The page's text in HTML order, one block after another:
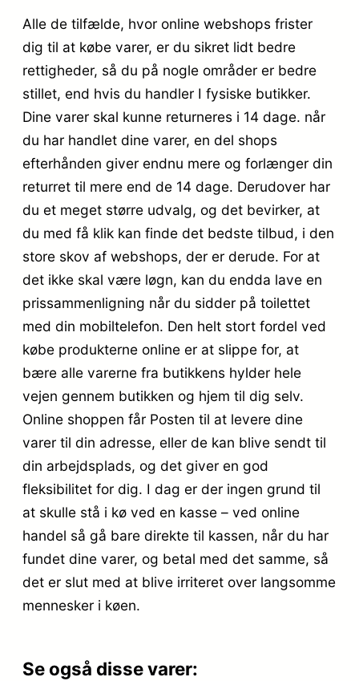
Alle de tilfælde, hvor online webshops frister
dig til at købe varer, er du sikret lidt bedre
rettigheder, så du på nogle områder er bedre
stillet, end hvis du handler I fysiske butikker.
Dine varer skal kunne returneres i 14 dage. når
du har handlet dine varer, en del shops
efterhånden giver endnu mere og forlænger din
returret til mere end de 14 dage. Derudover har
du et meget større udvalg, og det bevirker, at
du med få klik kan finde det bedste tilbud, i den
store skov af webshops, der er derude. For at
det ikke skal være løgn, kan du endda lave en
prissammenligning når du sidder på toilettet
med din mobiltelefon. Den helt stort fordel ved
købe produkterne online er at slippe for, at
bære alle varerne fra butikkens hylder hele
vejen gennem butikken og hjem til dig selv.
Online shoppen får Posten til at levere dine
varer til din adresse, eller de kan blive sendt til
din arbejdsplads, og det giver en god
fleksibilitet for dig. I dag er der ingen grund til
at skulle stå i kø ved en kasse – ved online
handel så gå bare direkte til kassen, når du har
fundet dine varer, og betal med det samme, så
det er slut med at blive irriteret over langsomme
mennesker i køen.
Se også disse varer: